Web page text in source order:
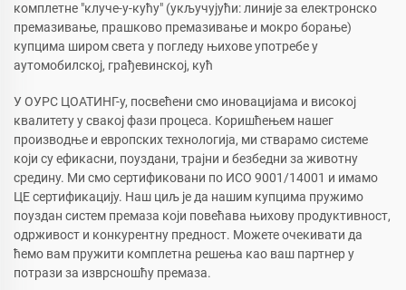
комплетне "клуче-у-кућу" (укључујући: линије за електронско
премазивање, прашково премазивање и мокро борање)
купцима широм света у погледу њихове употребе у
аутомобилској, грађевинској, кућ
У ОУРС ЦОАТИНГ-у, посвећени смо иновацијама и високој
квалитету у свакој фази процеса. Коришћењем нашег
производње и европских технологија, ми стварамо системе
који су ефикасни, поуздани, трајни и безбедни за животну
средину. Ми смо сертификовани по ИСО 9001/14001 и имамо
ЦЕ сертификацију. Наш циљ је да нашим купцима пружимо
поуздан систем премаза који повећава њихову продуктивност,
одрживост и конкурентну предност. Можете очекивати да
ћемо вам пружити комплетна решења као ваш партнер у
потрази за изврсношћу премаза.